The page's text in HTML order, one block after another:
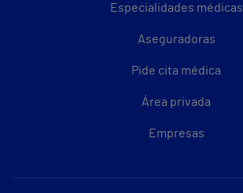
Especialidades médicas
Aseguradoras
Pide cita médica
Área privada
Empresas